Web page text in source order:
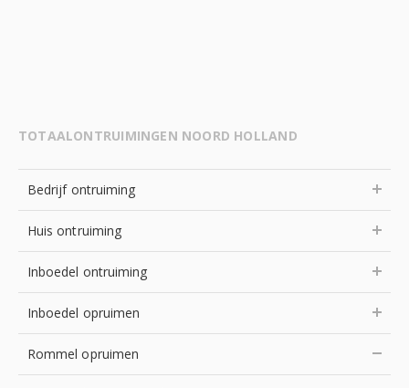
TOTAALONTRUIMINGEN NOORD HOLLAND
Bedrijf ontruiming
Huis ontruiming
Inboedel ontruiming
Inboedel opruimen
Rommel opruimen